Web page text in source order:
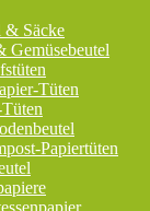
& Säcke
Gemüsebeutel
Tüten
Papiertüten